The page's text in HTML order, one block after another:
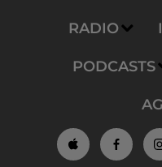
RADIO
PODCASTS